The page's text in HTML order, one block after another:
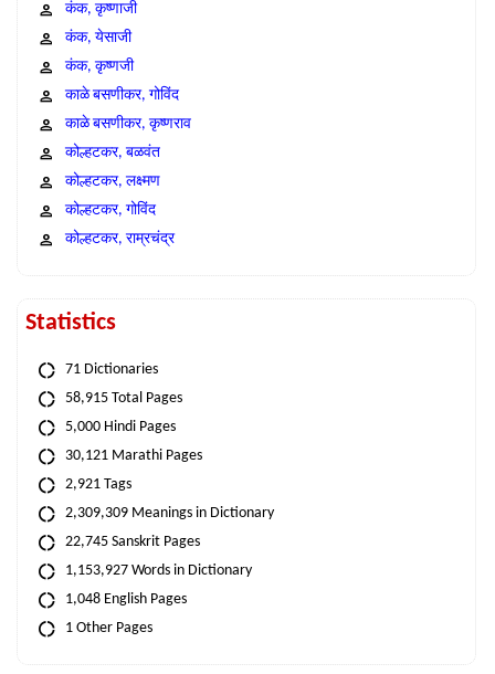
कंक, कृष्णाजी
कंक, येसाजी
कंक, कृष्णजी
काळे बसणीकर, गोविंद
काळे बसणीकर, कृष्णराव
कोल्हटकर, बळवंत
कोल्हटकर, लक्ष्मण
कोल्हटकर, गोविंद
कोल्हटकर, राम्रचंद्र
Statistics
71 Dictionaries
58,915 Total Pages
5,000 Hindi Pages
30,121 Marathi Pages
2,921 Tags
2,309,309 Meanings in Dictionary
22,745 Sanskrit Pages
1,153,927 Words in Dictionary
1,048 English Pages
1 Other Pages